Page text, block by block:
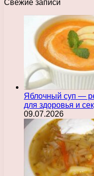
Свежие записи
Яблочный суп —
для здоровья и
09.07.2026